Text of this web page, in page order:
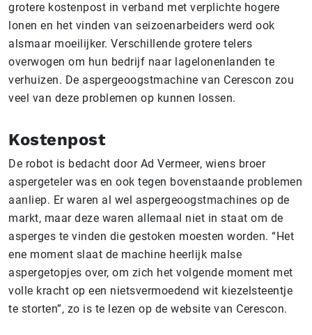
grotere kostenpost in verband met verplichte hogere
lonen en het vinden van seizoenarbeiders werd ook
alsmaar moeilijker. Verschillende grotere telers
overwogen om hun bedrijf naar lagelonenlanden te
verhuizen. De aspergeoogstmachine van Cerescon zou
veel van deze problemen op kunnen lossen.
Kostenpost
De robot is bedacht door Ad Vermeer, wiens broer
aspergeteler was en ook tegen bovenstaande problemen
aanliep. Er waren al wel aspergeoogstmachines op de
markt, maar deze waren allemaal niet in staat om de
asperges te vinden die gestoken moesten worden. “Het
ene moment slaat de machine heerlijk malse
aspergetopjes over, om zich het volgende moment met
volle kracht op een nietsvermoedend wit kiezelsteentje
te storten”, zo is te lezen op de website van Cerescon.